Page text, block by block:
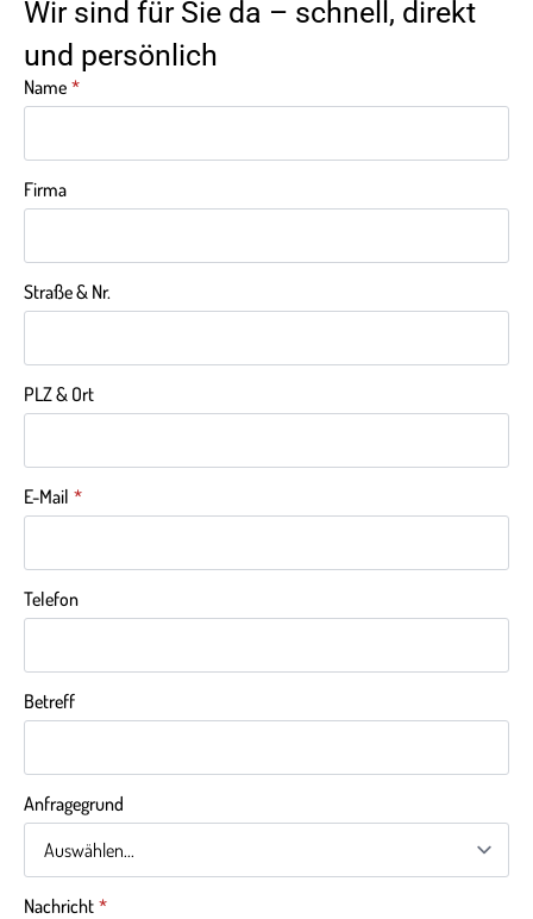
Wir sind für Sie da – schnell, direkt
und persönlich
Name *
Firma
Straße & Nr.
PLZ & Ort
E-Mail *
Telefon
Betreff
Anfragegrund
Nachricht *